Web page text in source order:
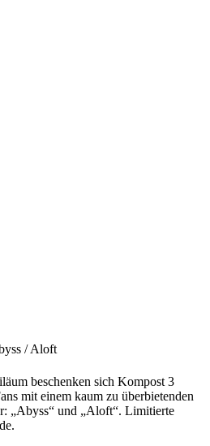
/ Aloft
beschenken sich Kompost 3
mit einem kaum zu überbietenden
„Abyss“ und „Aloft“. Limitierte